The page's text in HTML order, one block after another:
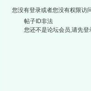
您没有登录或者您没有权限访
帖子ID非法
您还不是论坛会员,请先登